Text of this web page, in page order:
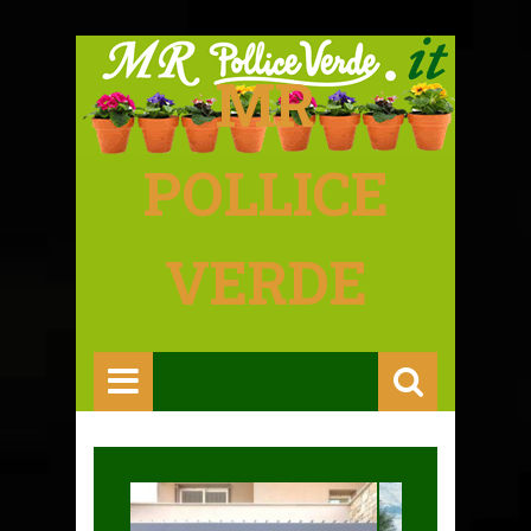
MR
POLLICE
VERDE